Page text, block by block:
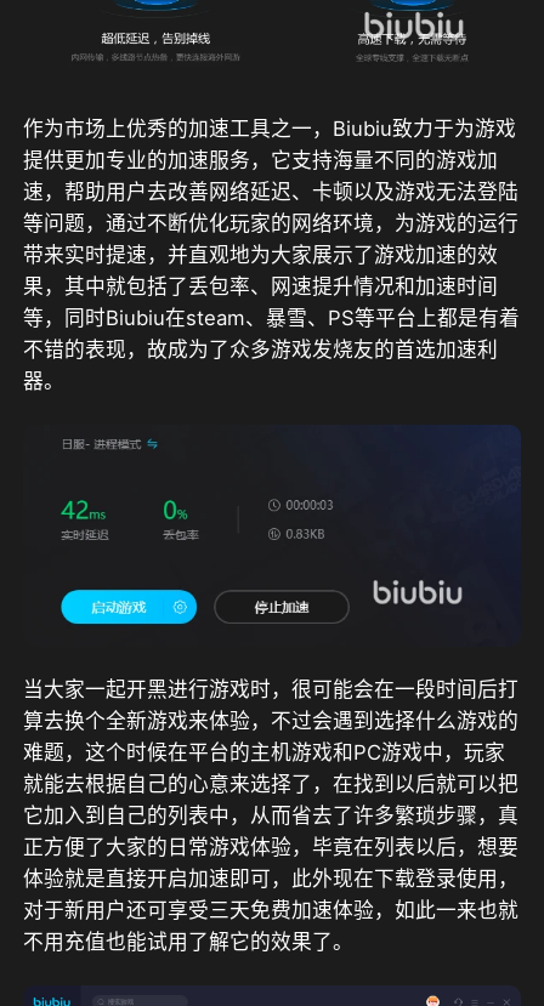
作为市场上优秀的加速工具之一，Biubiu致力于为游戏
提供更加专业的加速服务，它支持海量不同的游戏加
速，帮助用户去改善网络延迟、卡顿以及游戏无法登陆
等问题，通过不断优化玩家的网络环境，为游戏的运行
带来实时提速，并直观地为大家展示了游戏加速的效
果，其中就包括了丢包率、网速提升情况和加速时间
等，同时Biubiu在steam、暴雪、PS等平台上都是有着
不错的表现，故成为了众多游戏发烧友的首选加速利
器。
当大家一起开黑进行游戏时，很可能会在一段时间后打
算去换个全新游戏来体验，不过会遇到选择什么游戏的
难题，这个时候在平台的主机游戏和PC游戏中，玩家
就能去根据自己的心意来选择了，在找到以后就可以把
它加入到自己的列表中，从而省去了许多繁琐步骤，真
正方便了大家的日常游戏体验，毕竟在列表以后，想要
体验就是直接开启加速即可，此外现在下载登录使用，
对于新用户还可享受三天免费加速体验，如此一来也就
不用充值也能试用了解它的效果了。